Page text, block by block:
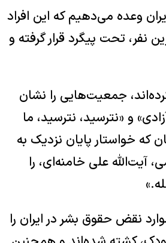
وعده می‌دهیم که این افراد
تحت پیگرد قرار گرفته و
جمعیت‌هایی را نشان
و «نترسید، نترسید، ما
خواستار پایان نزدیک به
علی خامنه‌ای، را
نقض حقوق بشر در ایران را